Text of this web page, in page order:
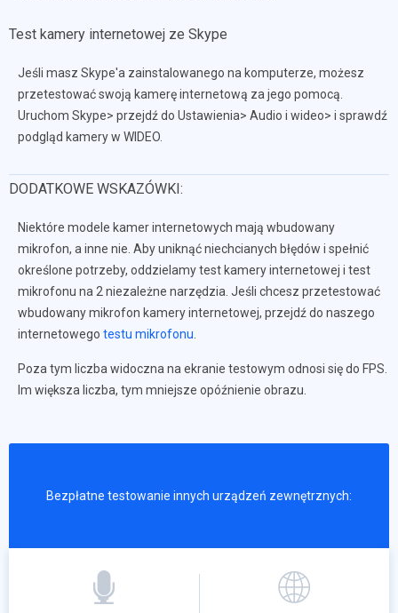
Test kamery internetowej ze Skype
Jeśli masz Skype'a zainstalowanego na komputerze, możesz
przetestować swoją kamerę internetową za jego pomocą.
Uruchom Skype> przejdź do Ustawienia> Audio i wideo> i sprawdź
podgląd kamery w WIDEO.
DODATKOWE WSKAZÓWKI:
Niektóre modele kamer internetowych mają wbudowany
mikrofon, a inne nie. Aby uniknąć niechcianych błędów i spełnić
określone potrzeby, oddzielamy test kamery internetowej i test
mikrofonu na 2 niezależne narzędzia. Jeśli chcesz przetestować
wbudowany mikrofon kamery internetowej, przejdź do naszego
internetowego testu mikrofonu
Poza tym liczba widoczna na ekranie testowym odnosi się do FPS.
Im większa liczba, tym mniejsze opóźnienie obrazu.
Bezpłatne testowanie innych urządzeń zewnętrznych: